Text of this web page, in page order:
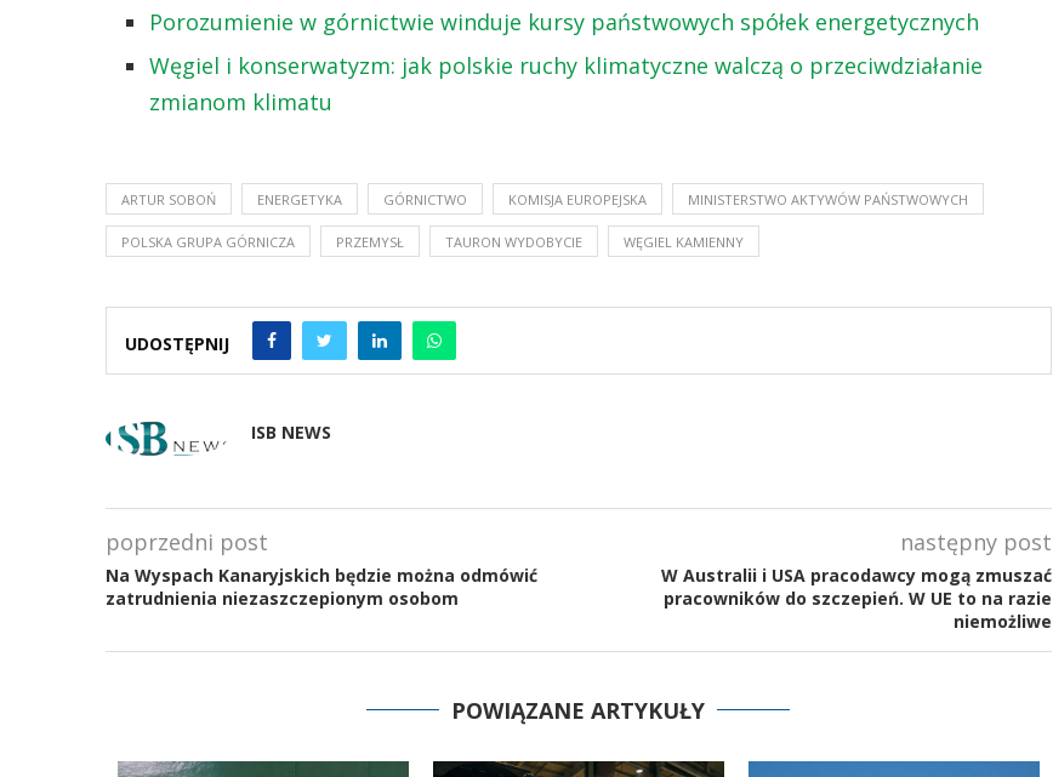
Porozumienie w górnictwie winduje kursy państwowych spółek energetycznych
Węgiel i konserwatyzm: jak polskie ruchy klimatyczne walczą o przeciwdziałanie
zmianom klimatu
ARTUR SOBOŃ ENERGETYKA GÓRNICTWO KOMISJA EUROPEJSKA MINISTERSTWO AKTYWÓW PAŃSTWOWYCH
POLSKA GRUPA GÓRNICZA PRZEMYSŁ TAURON WYDOBYCIE WĘGIEL KAMIENNY
UDOSTĘPNIJ
ISB NEWS
poprzedni post
Na Wyspach Kanaryjskich będzie można odmówić
zatrudnienia niezaszczepionym osobom
następny post
W Australii i USA pracodawcy mogą zmuszać
pracowników do szczepień. W UE to na razie
niemożliwe
POWIĄZANE ARTYKUŁY